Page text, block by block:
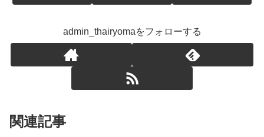
admin_thairyomaをフォローする
関連記事